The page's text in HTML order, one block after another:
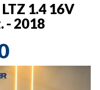
1.4 16V
- 2018